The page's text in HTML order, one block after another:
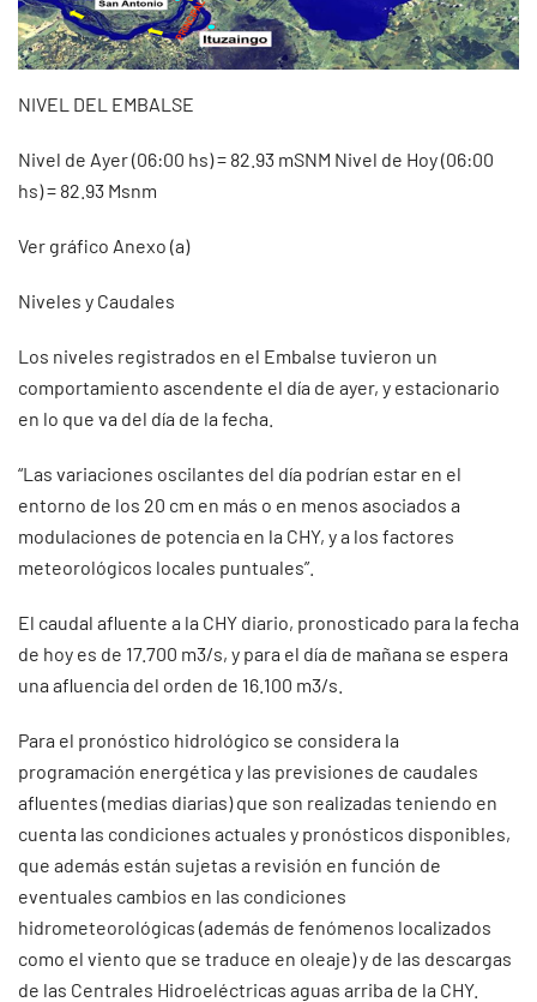
NIVEL DEL EMBALSE
Nivel de Ayer (06:00 hs) = 82.93 mSNM Nivel de Hoy (06:00
hs) = 82.93 Msnm
Ver gráfico Anexo (a)
Niveles y Caudales
Los niveles registrados en el Embalse tuvieron un
comportamiento ascendente el día de ayer, y estacionario
en lo que va del día de la fecha.
“Las variaciones oscilantes del día podrían estar en el
entorno de los 20 cm en más o en menos asociados a
modulaciones de potencia en la CHY, y a los factores
meteorológicos locales puntuales”.
El caudal afluente a la CHY diario, pronosticado para la fecha
de hoy es de 17.700 m3/s, y para el día de mañana se espera
una afluencia del orden de 16.100 m3/s.
Para el pronóstico hidrológico se considera la
programación energética y las previsiones de caudales
afluentes (medias diarias) que son realizadas teniendo en
cuenta las condiciones actuales y pronósticos disponibles,
que además están sujetas a revisión en función de
eventuales cambios en las condiciones
hidrometeorológicas (además de fenómenos localizados
como el viento que se traduce en oleaje) y de las descargas
de las Centrales Hidroeléctricas aguas arriba de la CHY.